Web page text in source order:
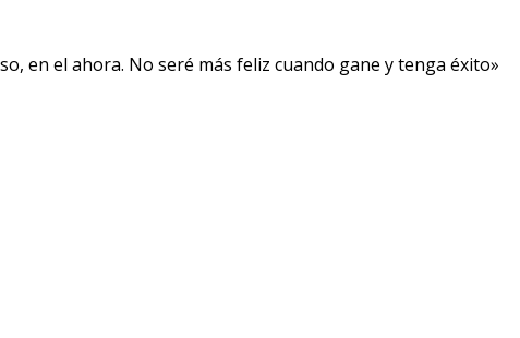
en el ahora. No seré más feliz cuando gane y tenga éxito»